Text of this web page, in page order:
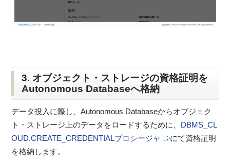
3. オブジェクト・ストレージの資格証明を
Autonomous Databaseへ格納
データ投入に際し、Autonomous Databaseからオブジェク
ト・ストレージ上のデータをロードするために、 DBMS_CL
OUD.CREATE_CREDENTIALプロシージャ
にて資格証明
を格納します。